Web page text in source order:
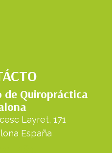
de Quiropráctica
Layret, 171
España